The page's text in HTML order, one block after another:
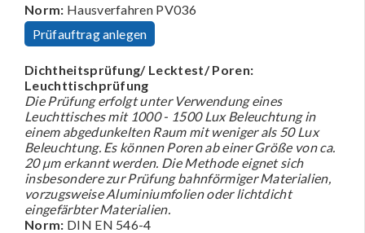
Norm: Hausverfahren PV036
Prüfauftrag anlegen
Dichtheitsprüfung/ Lecktest/ Poren:
Leuchttischprüfung
Die Prüfung erfolgt unter Verwendung eines
Leuchttisches mit 1000 - 1500 Lux Beleuchtung in
einem abgedunkelten Raum mit weniger als 50 Lux
Beleuchtung. Es können Poren ab einer Größe von ca.
20 µm erkannt werden. Die Methode eignet sich
insbesondere zur Prüfung bahnförmiger Materialien,
vorzugsweise Aluminiumfolien oder lichtdicht
eingefärbter Materialien.
Norm: DIN EN 546-4